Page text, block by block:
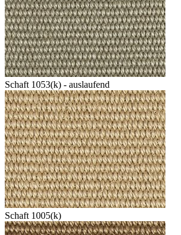
Schaft 1053(k) - auslaufend
Schaft 1005(k)